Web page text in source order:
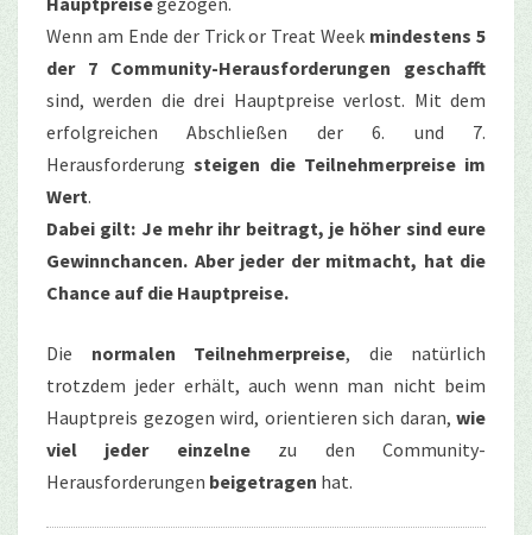
Wenn am Ende der Trick or Treat Week mindestens 5
der 7 Community-Herausforderungen geschafft
sind, werden die drei Hauptpreise verlost. Mit dem
erfolgreichen Abschließen der 6. und 7.
Herausforderungsteigen die Teilnehmerpreise im
Wert.
Dabei gilt: Je mehr ihr beitragt, je höher sind eure
Gewinnchancen. Aber jeder der mitmacht, hat die
Chance auf die Hauptpreise.
Die normalen Teilnehmerpreise, die natürlich
trotzdem jeder erhält, auch wenn man nicht beim
Hauptpreis gezogen wird, orientieren sich daran, wie
viel jeder einzelnezu den Community-
Herausforderungen beigetragen hat.